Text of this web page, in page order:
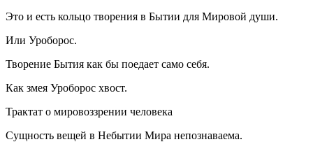
Это и есть кольцо творения в Бытии для Мировой души.
Или Уроборос.
Творение Бытия как бы поедает само себя.
Как змея Уроборос хвост.
Трактат о мировоззрении человека
Сущность вещей в Небытии Мира непознаваема.